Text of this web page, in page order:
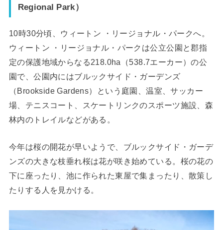
Regional Park）
10時30分頃、ウィートン ・リージョナル・パークへ。
ウィートン ・リージョナル・パークは公立公園と郡指
定の保護地域からなる218.0ha（538.7エーカー）の公
園で、公園内にはブルックサイド・ガーデンズ
（Brookside Gardens）という庭園、温室、サッカー
場、テニスコート、スケートリンクのスポーツ施設、森
林内のトレイルなどがある。
今年は桜の開花が早いようで、ブルックサイド・ガーデ
ンズの大きな枝垂れ桜は花が咲き始めている。桜の花の
下に座ったり、池に作られた東屋で集まったり、散策し
たりする人を見かける。